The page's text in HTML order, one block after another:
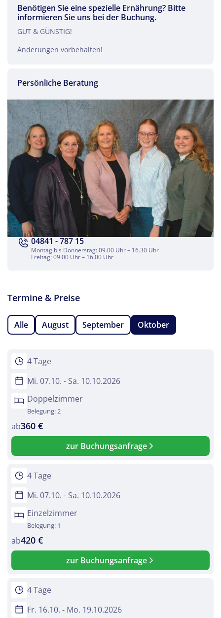
Teile diese Reise
Insel Rügen GUT & GÜNSTIG
Facebook
Twitter
WhatsApp
per E-Mail senden
Link kopieren
Benötigen Sie eine spezielle Ernährung? Bitte
informieren Sie uns bei der Buchung.
GUT & GÜNSTIG!
Änderungen vorbehalten!
Persönliche Beratung
04841 - 787 15
Montag bis Donnerstag: 09.00 Uhr – 16.30 Uhr
Freitag: 09.00 Uhr – 16.00 Uhr
Termine & Preise
Alle August September Oktober
4 Tage
Mi. 07.10. - Sa. 10.10.2026
Doppelzimmer
Belegung: 2
ab360 €
zur Buchungsanfrage
4 Tage
Mi. 07.10. - Sa. 10.10.2026
Einzelzimmer
Belegung: 1
ab420 €
zur Buchungsanfrage
4 Tage
Fr. 16.10. - Mo. 19.10.2026